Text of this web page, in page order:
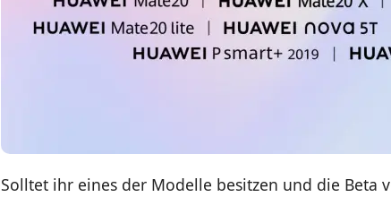
Solltet ihr eines der Modelle besitzen und die Beta